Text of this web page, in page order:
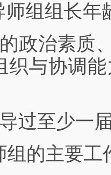
组组长年
政治素质
织与协调
过至少一
组的主要工